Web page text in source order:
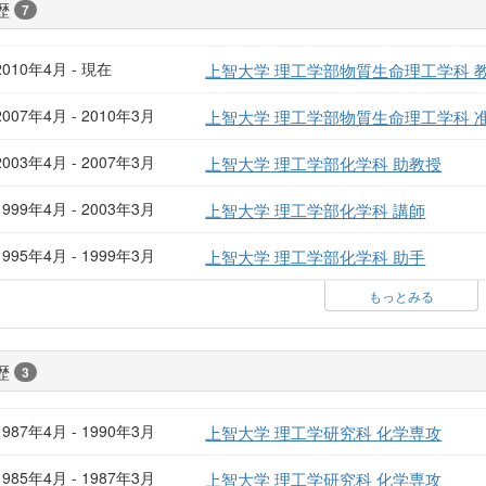
7
年4月 - 現在 上智大学 理工学部物質生命理工学科
年4月 - 2010年3月 上智大学 理工学部物質生命理工学科
年4月 - 2007年3月 上智大学 理工学部化学科 助教授
年4月 - 2003年3月 上智大学 理工学部化学科 講師
年4月 - 1999年3月 上智大学 理工学部化学科 助手
もっとみる
3
年4月 - 1990年3月 上智大学 理工学研究科 化学専攻
年4月 - 1987年3月 上智大学 理工学研究科 化学専攻